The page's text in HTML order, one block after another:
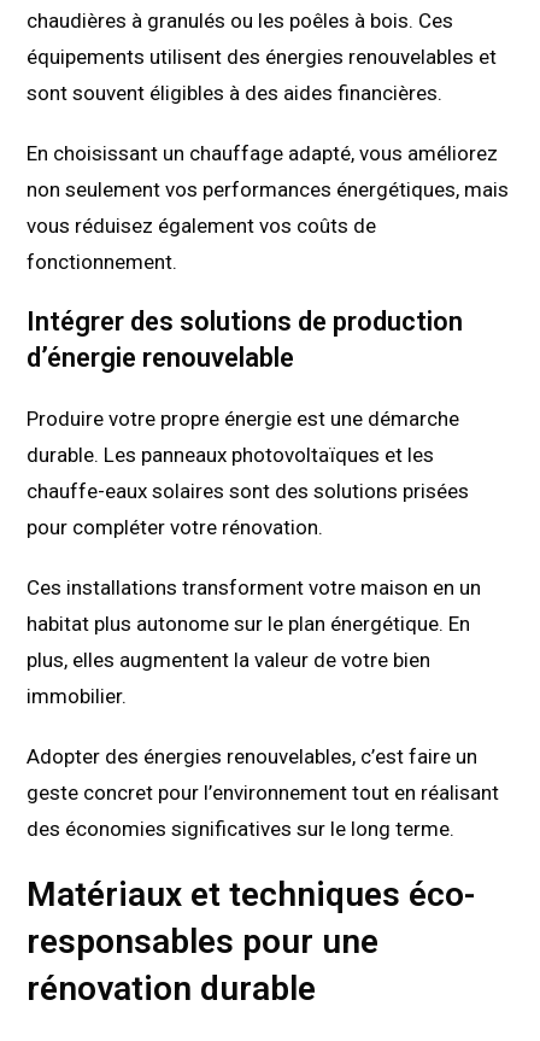
chaudières à granulés ou les poêles à bois. Ces
équipements utilisent des énergies renouvelables et
sont souvent éligibles à des aides financières.
En choisissant un chauffage adapté, vous améliorez
non seulement vos performances énergétiques, mais
vous réduisez également vos coûts de
fonctionnement.
Intégrer des solutions de production
d’énergie renouvelable
Produire votre propre énergie est une démarche
durable. Les panneaux photovoltaïques et les
chauffe-eaux solaires sont des solutions prisées
pour compléter votre rénovation.
Ces installations transforment votre maison en un
habitat plus autonome sur le plan énergétique. En
plus, elles augmentent la valeur de votre bien
immobilier.
Adopter des énergies renouvelables, c’est faire un
geste concret pour l’environnement tout en réalisant
des économies significatives sur le long terme.
Matériaux et techniques éco-
responsables pour une
rénovation durable